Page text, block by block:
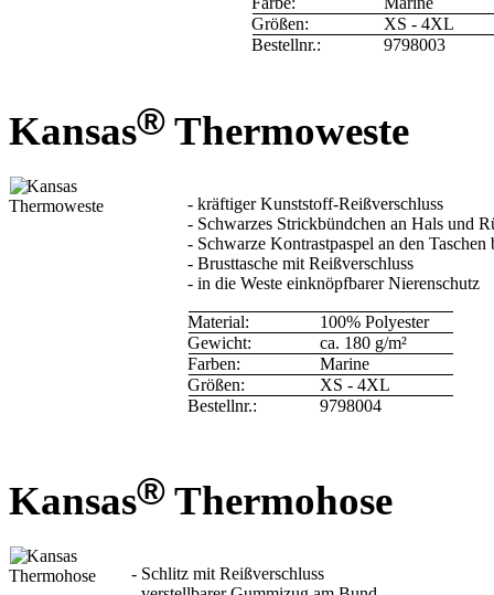
Größen:
XS - 4XL
Bestellnr.:
9798003
Kansas® Thermoweste
- kräftiger Kunststoff-Reißverschluss
- Schwarzes Strickbündchen an Hals und
- Schwarze Kontrastpaspel an den
- Brusttasche mit Reißverschluss
- in die Weste einknöpfbarer Nierenschutz
Material:
100% Polyester
Gewicht:
ca. 180 g/m²
Farben:
Marine
Größen:
XS - 4XL
Bestellnr.:
9798004
Kansas® Thermohose
- Schlitz mit Reißverschluss